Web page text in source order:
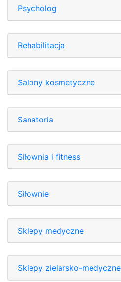
Psycholog
Rehabilitacja
Salony kosmetyczne
Sanatoria
Siłownia i fitness
Siłownie
Sklepy medyczne
Sklepy zielarsko-medyczne